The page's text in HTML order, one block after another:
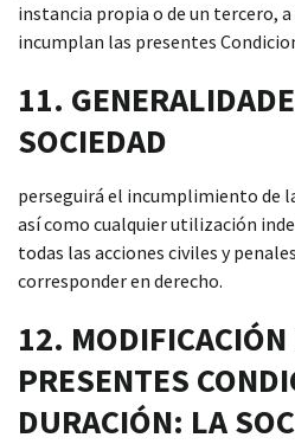
instancia propia o de un tercero,
incumplan las presentes
11.
SOCIEDAD
perseguirá el incumplimiento de
así como cualquier utilización
todas las acciones civiles y
corresponder en derecho.
12. MODIFICACIÓN
PRESENTES
DURACIÓN: LA